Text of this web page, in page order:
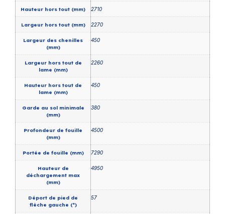
Hauteur hors tout (mm) 2710
Largeur hors tout (mm) 2270
Largeur des chenilles
(mm)
450
Largeur hors tout de
lame (mm)
2260
Hauteur hors tout de
lame (mm)
450
Garde au sol minimale
(mm)
380
Profondeur de fouille
(mm)
4500
Portée de fouille (mm) 7290
Hauteur de
déchargement max
(mm)
4950
Déport de pied de
flèche gauche (°)
57